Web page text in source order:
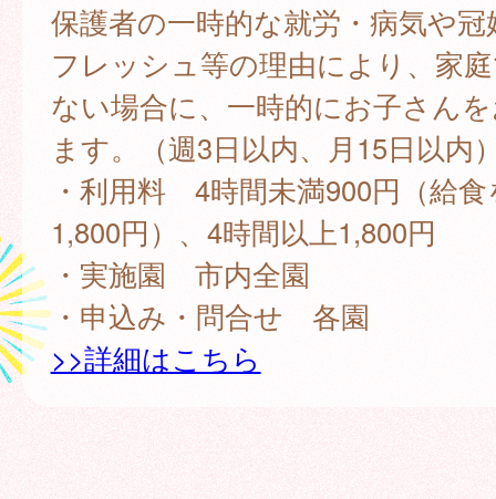
保護者の一時的な就労・病気や
フレッシュ等の理由により、家
ない場合に、一時的にお子さん
ます。（週3日以内、月15日以内
・利用料 4時間未満900円（給
1,800円）、4時間以上1,800円
・実施園 市内全園
・申込み・問合せ 各園
>>詳細はこちら